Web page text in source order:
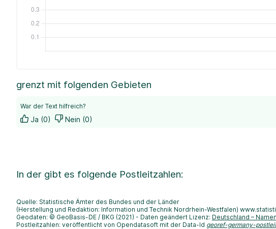
grenzt mit folgenden Gebieten
War der Text hilfreich?
Ja (0) Nein (0)
In der gibt es folgende Postleitzahlen:
Quelle: Statistische Ämter des Bundes und der Länder
(Herstellung und Redaktion: Information und Technik Nordrhein-Westfalen)
Geodaten: © GeoBasis-DE / BKG (2021) - Daten geändert Lizenz: Deutschland –
Postleitzahlen: veröffentlicht von Opendatasoft mit der Data-Id georef-germany-